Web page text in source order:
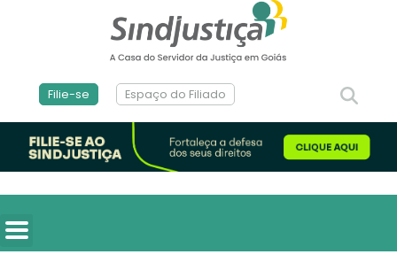
Filie-se Espaço do Filiado